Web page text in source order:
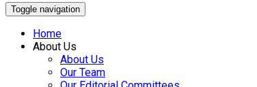
Toggle navigation
Home
About Us
About Us
Our Team